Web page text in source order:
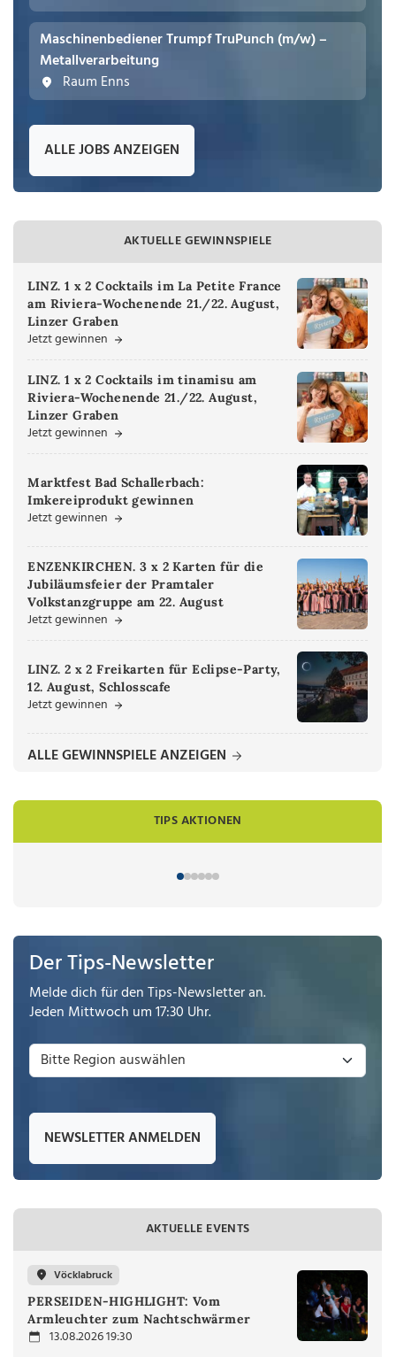
Maschinenbediener Trumpf TruPunch (m/w) –
Metallverarbeitung
Raum Enns
ALLE JOBS ANZEIGEN
AKTUELLE GEWINNSPIELE
LINZ. 1 x 2 Cocktails im La Petite France
am Riviera-Wochenende 21./22. August,
Linzer Graben
Jetzt gewinnen
LINZ. 1 x 2 Cocktails im tinamisu am
Riviera-Wochenende 21./22. August,
Linzer Graben
Jetzt gewinnen
Marktfest Bad Schallerbach:
Imkereiprodukt gewinnen
Jetzt gewinnen
ENZENKIRCHEN. 3 x 2 Karten für die
Jubiläumsfeier der Pramtaler
Volkstanzgruppe am 22. August
Jetzt gewinnen
LINZ. 2 x 2 Freikarten für Eclipse-Party,
12. August, Schlosscafe
Jetzt gewinnen
ALLE GEWINNSPIELE ANZEIGEN
TIPS AKTIONEN
Der Tips-Newsletter
Melde dich für den Tips-Newsletter an.
Jeden Mittwoch um 17:30 Uhr.
NEWSLETTER ANMELDEN
AKTUELLE EVENTS
Vöcklabruck
PERSEIDEN-HIGHLIGHT: Vom
Armleuchter zum Nachtschwärmer
13.08.2026 19:30